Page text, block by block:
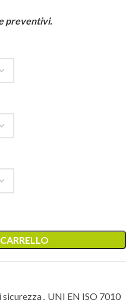
preventivi.
sicurezza, UNI EN ISO 7010